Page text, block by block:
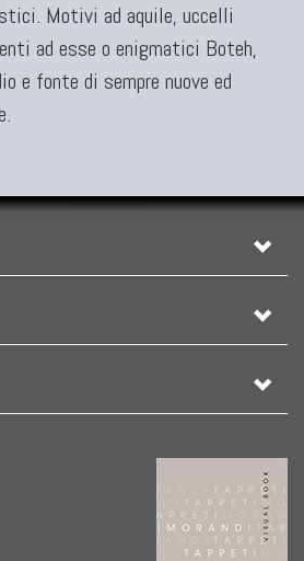
Motivi ad aquile, uccelli
ad esse o enigmatici Boteh,
e fonte di sempre nuove ed